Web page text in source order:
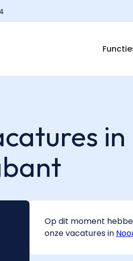
Op dit moment
onze vacatures in